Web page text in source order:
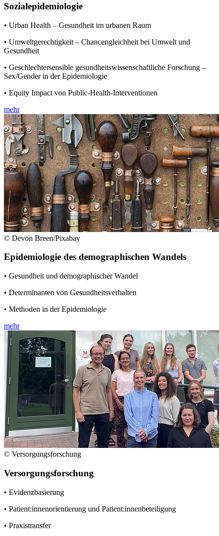
Sozialepidemiologie
• Urban Health – Gesundheit im urbanen Raum
• Umweltgerechtigkeit – Chancengleichheit bei Umwelt und
Gesundheit
• Geschlechtersensible gesundheitswissenschaftliche Forschung –
Sex/Gender in der Epidemiologie
• Equity Impact von Public-Health-Interventionen
mehr
© Devon Breen/Pixabay
Epidemiologie des demographischen Wandels
• Gesundheit und demographischer Wandel
• Determinanten von Gesundheitsverhalten
• Methoden in der Epidemiologie
mehr
© Versorgungsforschung
Versorgungsforschung
• Evidenzbasierung
• Patient:innenorientierung und Patient:innenbeteiligung
• Praxistransfer